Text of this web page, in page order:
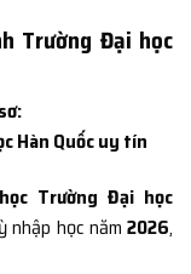
Trường Đại học
Hàn Quốc uy tín
Trường Đại học
nhập học năm 2026,